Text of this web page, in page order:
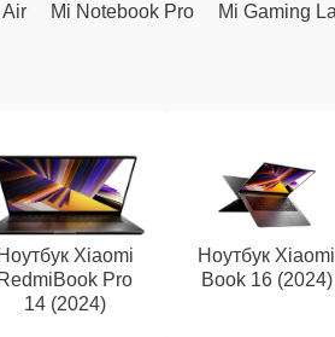
Air Mi Notebook Pro
Mi Gaming
Ноутбук Xiaomi
RedmiBook Pro
14 (2024)
Ноутбук Xiaomi
Book 16 (2024)